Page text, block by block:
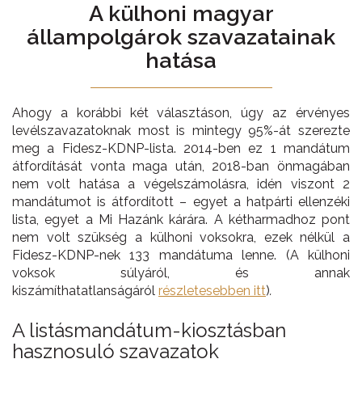
A külhoni magyar
állampolgárok szavazatainak
hatása
Ahogy a korábbi két választáson, úgy az érvényes
levélszavazatoknak most is mintegy 95%-át szerezte
meg a Fidesz-KDNP-lista. 2014-ben ez 1 mandátum
átfordítását vonta maga után, 2018-ban önmagában
nem volt hatása a végelszámolásra, idén viszont 2
mandátumot is átfordított – egyet a hatpárti ellenzéki
lista, egyet a Mi Hazánk kárára. A kétharmadhoz pont
nem volt szükség a külhoni voksokra, ezek nélkül a
Fidesz-KDNP-nek 133 mandátuma lenne. (A külhoni
voksok súlyáról, és annak
kiszámíthatatlanságáról részletesebben itt).
A listásmandátum-kiosztásban
hasznosuló szavazatok